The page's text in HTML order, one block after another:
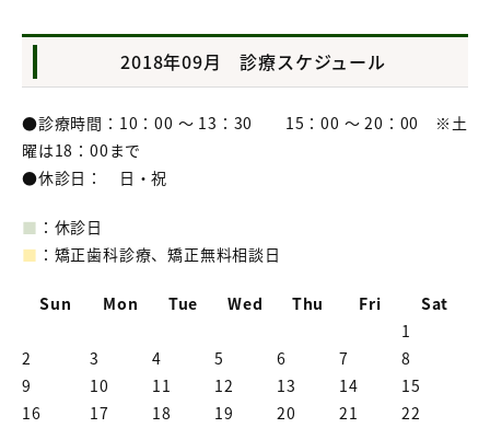
2018年09月 診療スケジュール
●診療時間：10：00 ～ 13：30 15：00 ～ 20：00 ※土
曜は18：00まで
●休診日： 日・祝
■ ：休診日
■ ：矯正歯科診療、矯正無料相談日
Sun Mon Tue Wed Thu Fri
Sat
1
2
3 4 5 6 7
8
9
10 11 12 13 14
15
16
17 18 19 20 21
22